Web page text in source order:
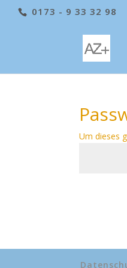
0173 - 9 33 32 98
Um dieses